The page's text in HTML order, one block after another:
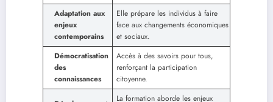
Adaptation aux
enjeux
contemporains
Elle prépare les individus à faire
face aux changements économiques
et sociaux.
Démocratisation
des
connaissances
Accès à des savoirs pour tous,
renforçant la participation
citoyenne.
La formation aborde les enjeux